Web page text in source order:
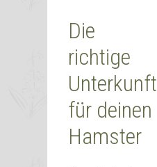
Die
richtige
Unterkunft
für deinen
Hamster